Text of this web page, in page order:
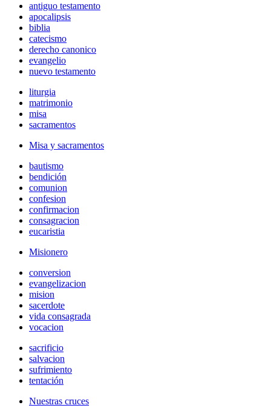
antiguo testamento
apocalipsis
biblia
catecismo
derecho canonico
evangelio
nuevo testamento
liturgia
matrimonio
misa
sacramentos
Misa y sacramentos
bautismo
bendición
comunion
confesion
confirmacion
consagracion
eucaristia
Misionero
conversion
evangelizacion
mision
sacerdote
vida consagrada
vocacion
sacrificio
salvacion
sufrimiento
tentación
Nuestras cruces